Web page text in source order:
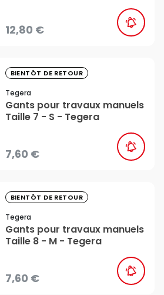
12,80 €
BIENTÔT DE RETOUR
Tegera
Gants pour travaux manuels
Taille 7 - S - Tegera
7,60 €
BIENTÔT DE RETOUR
Tegera
Gants pour travaux manuels
Taille 8 - M - Tegera
7,60 €